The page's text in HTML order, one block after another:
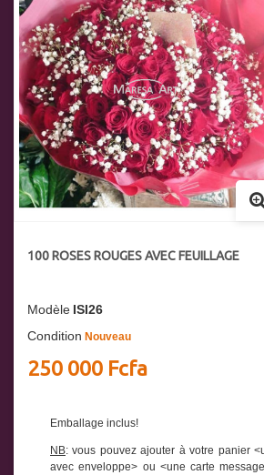
100 ROSES ROUGES AVEC FEUILLAGE
Modèle ISI26
Condition Nouveau
250 000 Fcfa
Emballage inclus!
NB: vous pouvez ajouter à votre panier
avec enveloppe> ou <une carte